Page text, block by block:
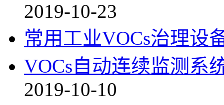
2019-10-23
常用工业VOCs治理设
VOCs自动连续监测系
2019-10-10